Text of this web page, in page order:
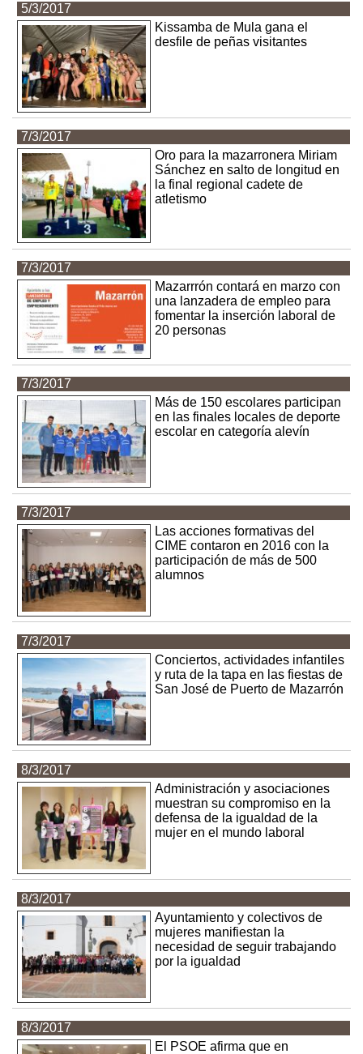
5/3/2017
Kissamba de Mula gana el
desfile de peñas visitantes
7/3/2017
Oro para la mazarronera Miriam
Sánchez en salto de longitud en
la final regional cadete de
atletismo
7/3/2017
Mazarrrón contará en marzo con
una lanzadera de empleo para
fomentar la inserción laboral de
20 personas
7/3/2017
Más de 150 escolares participan
en las finales locales de deporte
escolar en categoría alevín
7/3/2017
Las acciones formativas del
CIME contaron en 2016 con la
participación de más de 500
alumnos
7/3/2017
Conciertos, actividades infantiles
y ruta de la tapa en las fiestas de
San José de Puerto de Mazarrón
8/3/2017
Administración y asociaciones
muestran su compromiso en la
defensa de la igualdad de la
mujer en el mundo laboral
8/3/2017
Ayuntamiento y colectivos de
mujeres manifiestan la
necesidad de seguir trabajando
por la igualdad
8/3/2017
El PSOE afirma que en